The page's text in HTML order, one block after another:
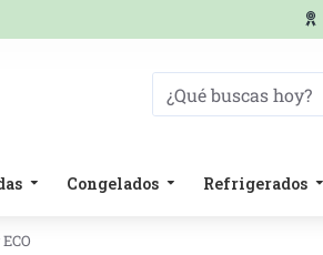
Congelados Refrigerados